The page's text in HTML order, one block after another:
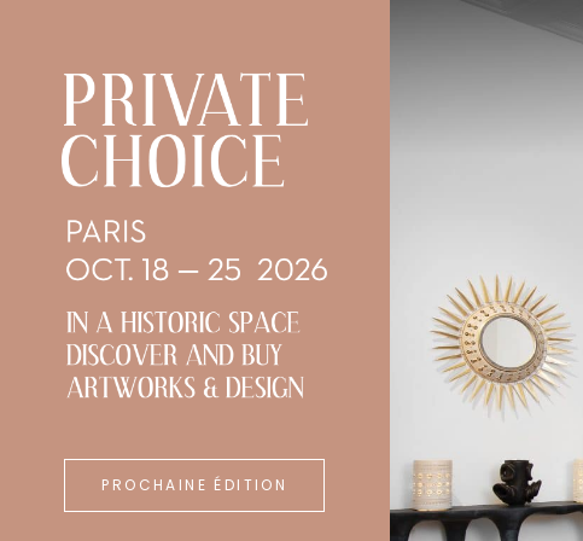
PROCHAINE ÉDITION